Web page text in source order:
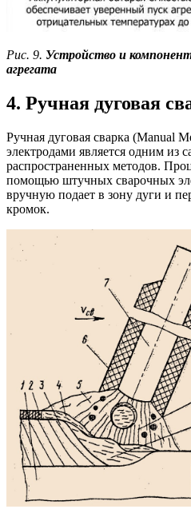
Рис. 9. Устройство и
агрегата
4. Ручная дуговая
Ручная дуговая сварка (Manual
электродами является одним из
распространенных методов.
помощью штучных сварочных
вручную подает в зону дуги и
кромок.